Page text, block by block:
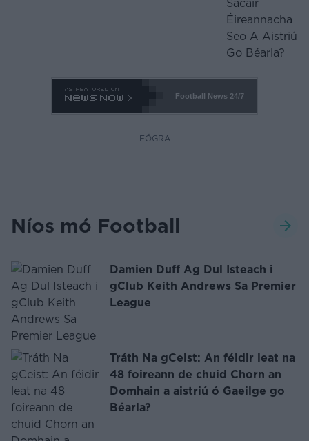
Football News24/7
FÓGRA
Níos mó Football
Damien Duff Ag Dul Isteach i
gClub Keith Andrews Sa Premier
League
Tráth Na gCeist: An féidir leat na
48 foireann de chuid Chorn an
Domhain a aistriú ó Gaeilge go
Béarla?